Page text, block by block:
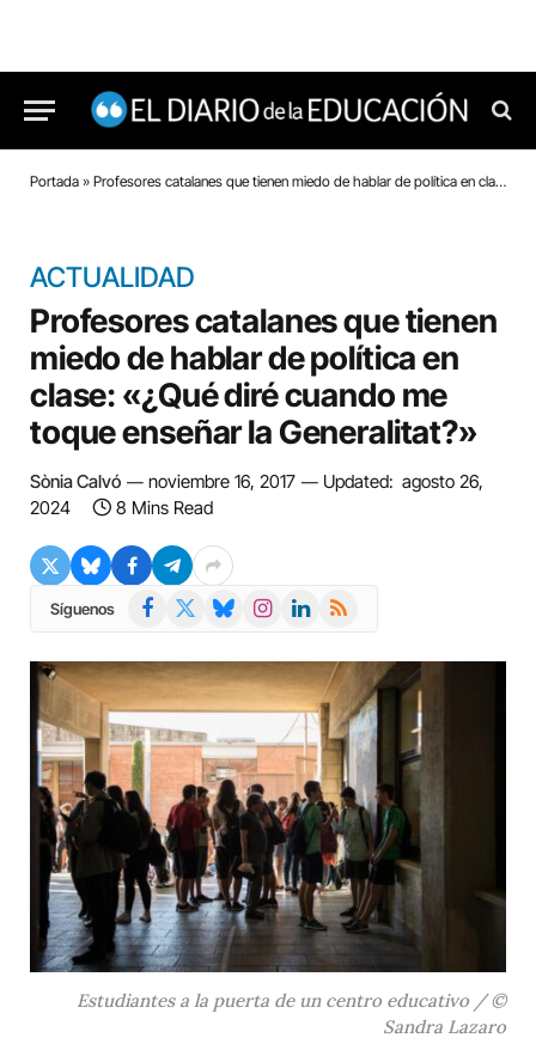
Portada » Profesores catalanes que tienen miedo de hablar de política en clase: «¿Qué diré cuando me toque enseñar la Generalitat?»
ACTUALIDAD
Profesores catalanes que tienen
miedo de hablar de política en
clase: «¿Qué diré cuando me
toque enseñar la Generalitat?»
Sònia Calvó noviembre 16, 2017 Updated: agosto 26,
2024
8 Mins Read
Síguenos Facebook BlueskyInstagramLinkedIn
RSS
Estudiantes a la puerta de un centro educativo / ©
Sandra Lazaro